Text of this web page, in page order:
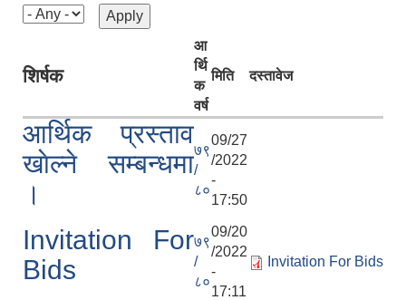
शिर्षक
आ
र्थि
क
वर्ष
मिति दस्तावेज
आर्थिक प्रस्ताव
खाेल्ने सम्बन्धमा
।
७९
/
८०
09/27
/2022
-
17:50
Invitation For
Bids
७९
/
८०
09/20
/2022
-
17:11
Invitation For Bids